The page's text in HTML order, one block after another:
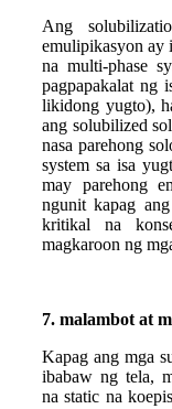
Ang
emulipikasyon ay
na multi-phase
pagpapakalat ng
likidong yugto),
ang solubilized
nasa parehong
system sa isa
may parehong
ngunit kapag
kritikal na
magkaroon ng
7. malambot at
Kapag ang mga
ibabaw ng tela,
na static na